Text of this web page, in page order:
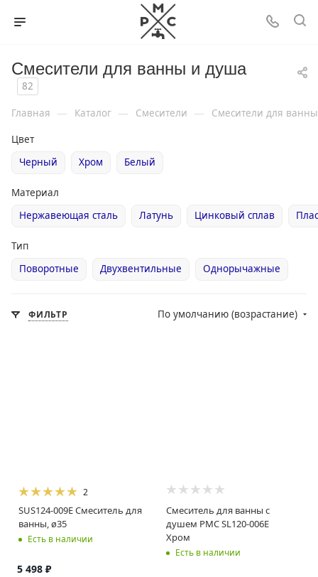
Смесители для ванны и душа
82
Главная — Каталог — Смесители — Смесители для
Цвет
Черный
Хром Белый
Материал
Нержавеющая сталь
Латунь Цинковый сплав
Тип
Поворотные
Двухвентильные Однорычажные
ФИЛЬТР По умолчанию (возрастание)
2
SUS124-009E Смеситель для
ванны, ø35
Есть в наличии
5 498 ₽
Смеситель для ванны с
душем РМС SL120-006E
Хром
Есть в наличии